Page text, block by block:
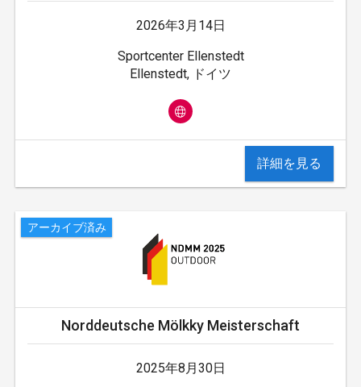
2026年3月14日
Sportcenter Ellenstedt
Ellenstedt, ドイツ
詳細を見る
アーカイブ済み
Norddeutsche Mölkky Meisterschaft
2025年8月30日